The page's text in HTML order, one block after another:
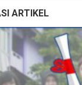
ARTIKEL